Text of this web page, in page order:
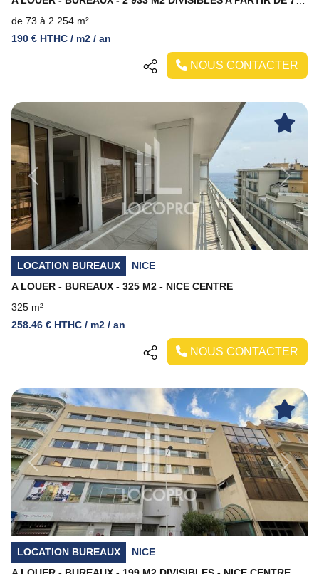
de 73 à 2 254 m²
190 € HTHC / m2 / an
NOUS CONTACTER
Previous Next
LOCATION BUREAUX
NICE
A LOUER - BUREAUX - 325 M2 - NICE CENTRE
325 m²
258.46 € HTHC / m2 / an
NOUS CONTACTER
Previous Next
LOCATION BUREAUX
NICE